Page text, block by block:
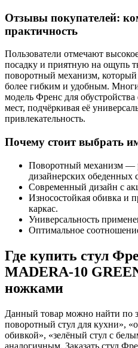
Отзывы покупателей:
практичность
Пользователи отмечают
посадку и приятную на ощупь
поворотный механизм, который
более гибким и удобным.
модель Френс для
мест, подчёркивая её
привлекательность.
Почему стоит выбрать
Поворотный механизм —
дизайнерских обеденных
Современный дизайн с
Износостойкая обивка и
каркас.
Универсальность
Оптимальное
Где купить стул
MADERA-10
ножками
Данный товар можно найти по
поворотный стул для кухни»,
обивкой», «зелёный стул с
аналогичным. Заказать стул